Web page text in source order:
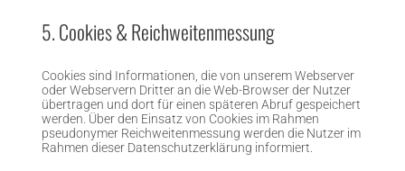
5. Cookies & Reichweitenmessung
Cookies sind Informationen, die von unserem Webserver
oder Webservern Dritter an die Web-Browser der Nutzer
übertragen und dort für einen späteren Abruf gespeichert
werden. Über den Einsatz von Cookies im Rahmen
pseudonymer Reichweitenmessung werden die Nutzer im
Rahmen dieser Datenschutzerklärung informiert.